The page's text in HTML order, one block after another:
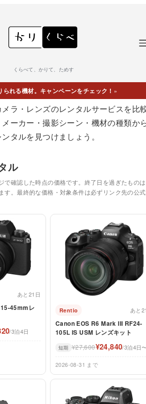
くらべて、かりて、ためす
られる機材。キャンペーンをチェック！ »
ラ・レンズのレンタルサービスを比
ーカー・撮影シーン・機材の種類か
タルを見つけましょう。
ル
で確認した時点の価格です。終了日を過ぎたもの
す。最終的な価格・対象条件は必ずリンク先の公
あと21日
45mmレ
/3泊4日
Rentio あと
Canon EOS R6 Mark III RF24-
105L IS USM レンズキット
短期 ¥27,600¥24,840/3泊4日
2026-08-31 まで